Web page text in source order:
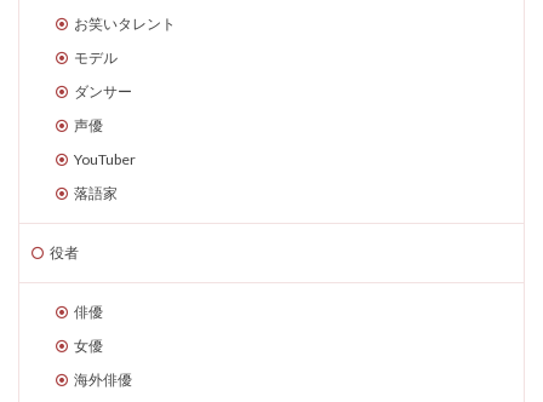
お笑いタレント
モデル
ダンサー
声優
YouTuber
落語家
役者
俳優
女優
海外俳優